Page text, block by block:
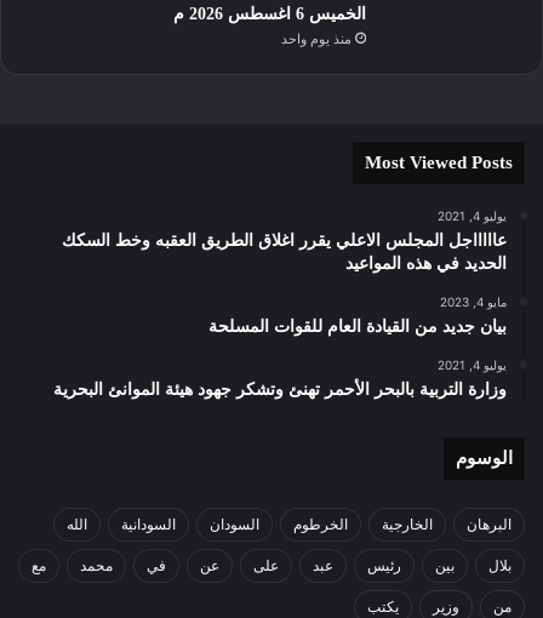
الخميس 6 اغسطس 2026 م
منذ يوم واحد
Most Viewed Posts
يوليو 4, 2021
عاااااجل المجلس الاعلي يقرر اغلاق الطريق العقبه وخط السكك
الحديد في هذه المواعيد
مايو 4, 2023
بيان جديد من القيادة العام للقوات المسلحة
يوليو 4, 2021
وزارة التربية بالبحر الأحمر تهنئ وتشكر جهود هيئة الموانئ البحرية
الوسوم
البرهان الخارجية الخرطوم السودان السودانية الله
بلال بين رئيس عبد على عن في محمد مع
من وزير يكتب